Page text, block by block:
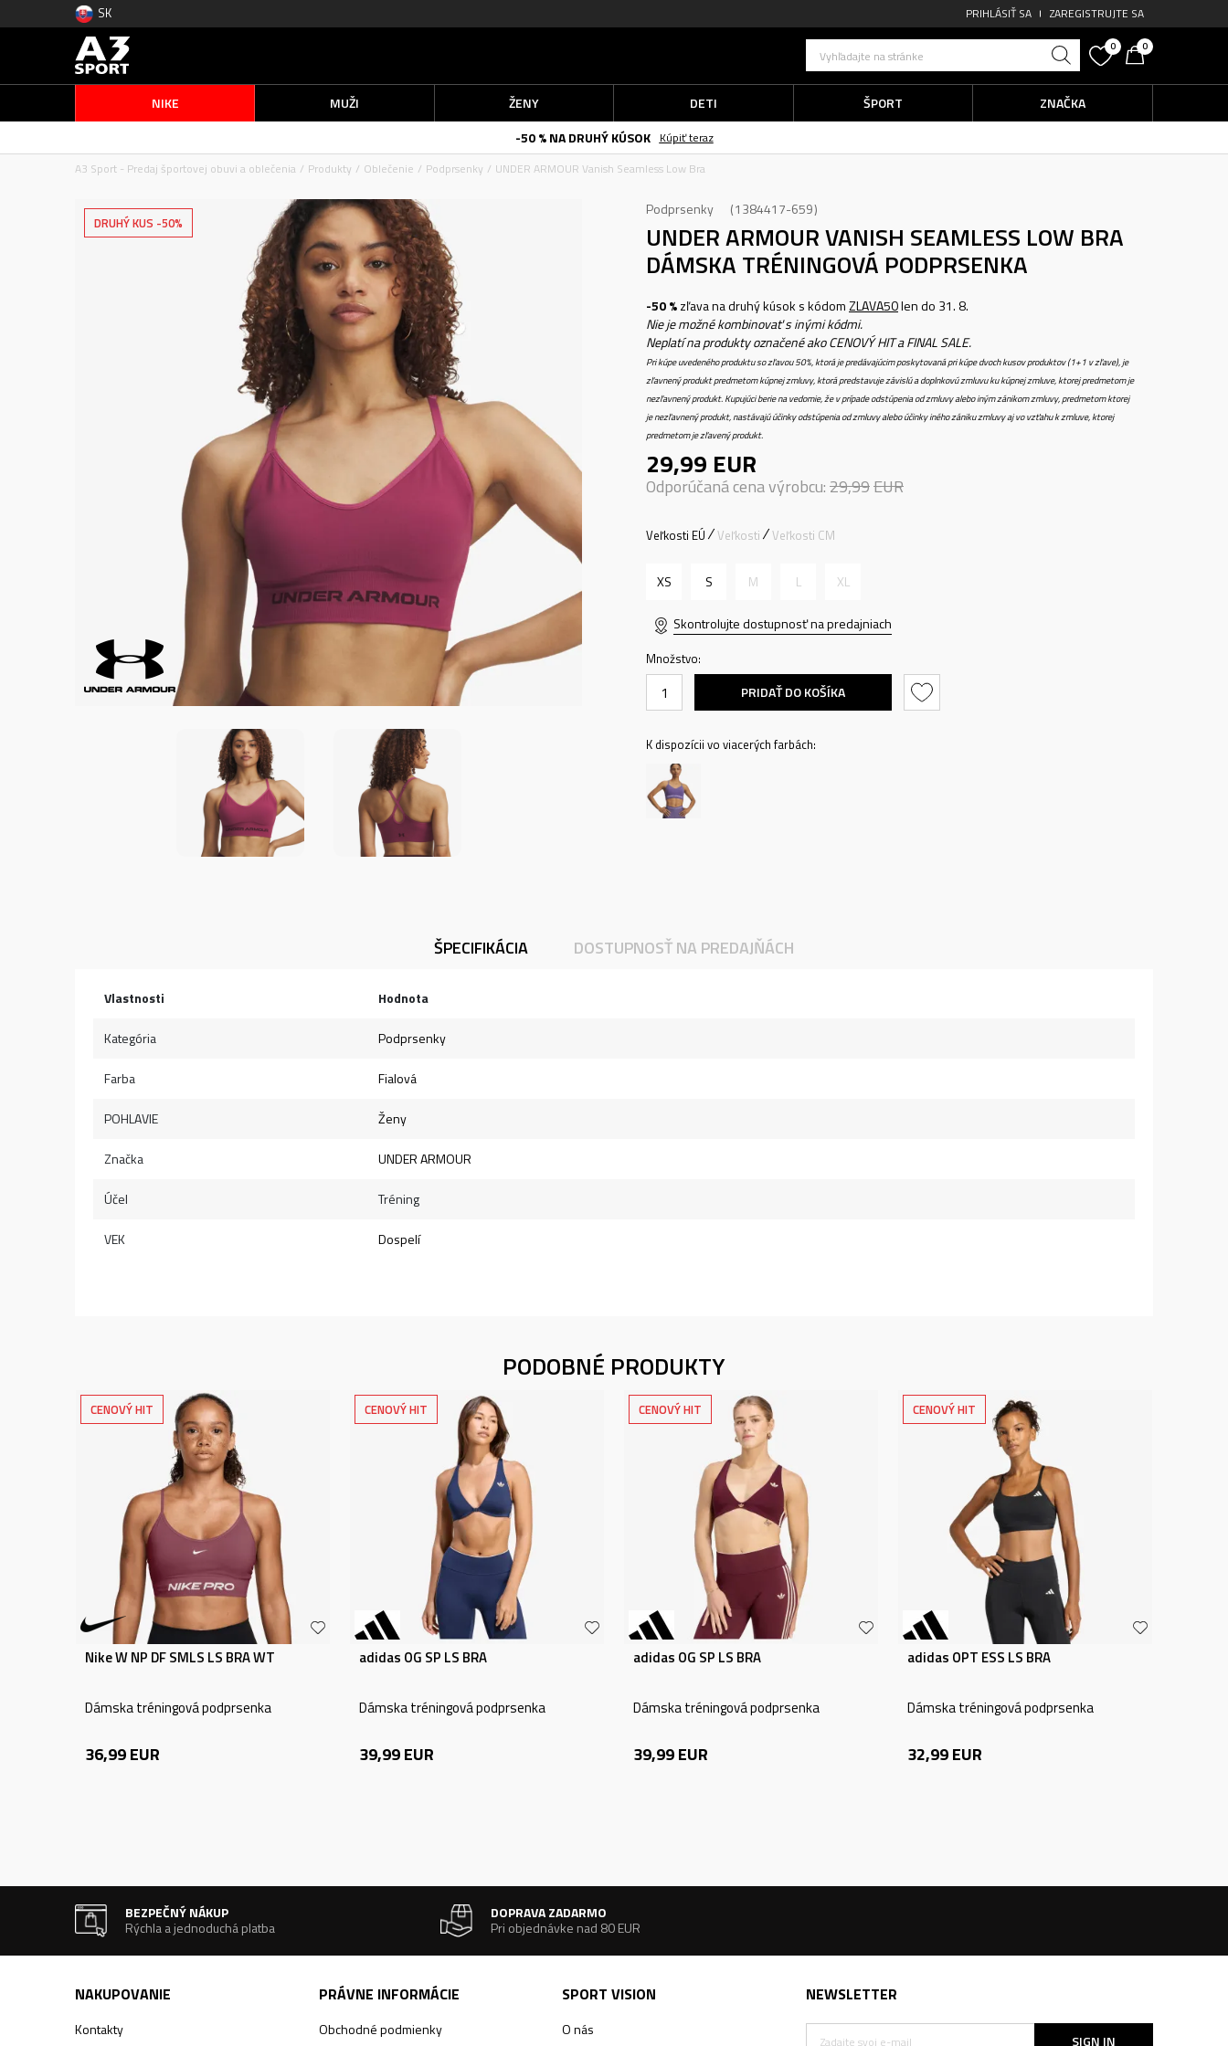
SK PRIHLÁSIŤ SA ZAREGISTRUJTE SA
Vyhľadajte na stránke
0 0
NIKE MUŽI ŽENY DETI ŠPORT
ZNAČKA
-50 % NA DRUHÝ KÚSOK
Kúpiť teraz
A3 Sport - Predaj športovej obuvi a oblečenia
Produkty Oblečenie Podprsenky UNDER ARMOUR Vanish Seamless Low Bra
DRUHÝ KUS -50%
Podprsenky 1384417-659
UNDER ARMOUR VANISH SEAMLESS LOW BRA
DÁMSKA TRÉNINGOVÁ PODPRSENKA
-50 %zľava na druhý kúsok s kódomZLAVA50len do 31. 8.
Nie je možné kombinovať s inými kódmi.
Neplatí na produkty označené ako CENOVÝ HIT a FINAL SALE.
Pri kúpe uvedeného produktu so zľavou 50%, ktorá je predávajúcim poskytovaná pri kúpe dvoch kusov produktov (1+1 v zľave), je
zľavnený produkt predmetom kúpnej zmluvy, ktorá predstavuje závislú a doplnkovú zmluvu ku kúpnej zmluve, ktorej predmetom je
nezľavnený produkt. Kupujúci berie na vedomie, že v prípade odstúpenia od zmluvy alebo iným zánikom zmluvy, predmetom ktorej
je nezľavnený produkt, nastávajú účinky odstúpenia od zmluvy alebo účinky iného zániku zmluvy aj vo vzťahu k zmluve, ktorej
predmetom je zľavený produkt.
29,99 EUR
Odporúčaná cena výrobcu:29,99EUR
Veľkosti EÚ Veľkosti Veľkosti CM
XS S M L XL
Skontrolujte dostupnosť na predajniach
Množstvo:
PRIDAŤ DO KOŠÍKA
K dispozícii vo viacerých farbách:
ŠPECIFIKÁCIA DOSTUPNOSŤ NA PREDAJŇÁCH
Vlastnosti Hodnota
Kategória Podprsenky
Farba Fialová
POHLAVIE Ženy
Značka UNDER ARMOUR
Účel Tréning
VEK Dospelí
PODOBNÉ PRODUKTY
CENOVÝ HIT
Nike W NP DF SMLS LS BRA WT
Dámska tréningová podprsenka
36,99EUR
CENOVÝ HIT
adidas OG SP LS BRA
Dámska tréningová podprsenka
39,99EUR
CENOVÝ HIT
adidas OG SP LS BRA
Dámska tréningová podprsenka
39,99EUR
CENOVÝ HIT
adidas OPT ESS LS BRA
Dámska tréningová podprsenka
32,99EUR
BEZPEČNÝ NÁKUP
Rýchla a jednoduchá platba
DOPRAVA ZADARMO
Pri objednávke nad 80 EUR
NAKUPOVANIE
Kontakty
PRÁVNE INFORMÁCIE
Obchodné podmienky
SPORT VISION
O nás
NEWSLETTER
SIGN IN